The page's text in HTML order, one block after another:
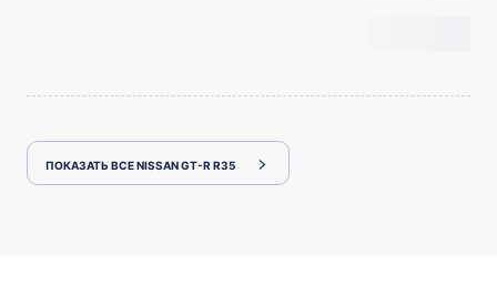
ПОКАЗАТЬ ВСЕ NISSAN GT-R R35